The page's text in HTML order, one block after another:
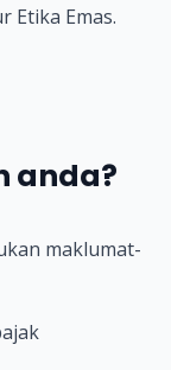
Etika Emas.
anda?
maklumat-